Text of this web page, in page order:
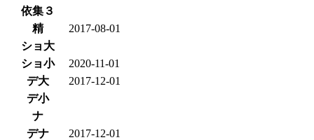
依集３
精
2017-08-01
ショ大
ショ小
2020-11-01
デ大
2017-12-01
デ小
ナ
デナ
2017-12-01